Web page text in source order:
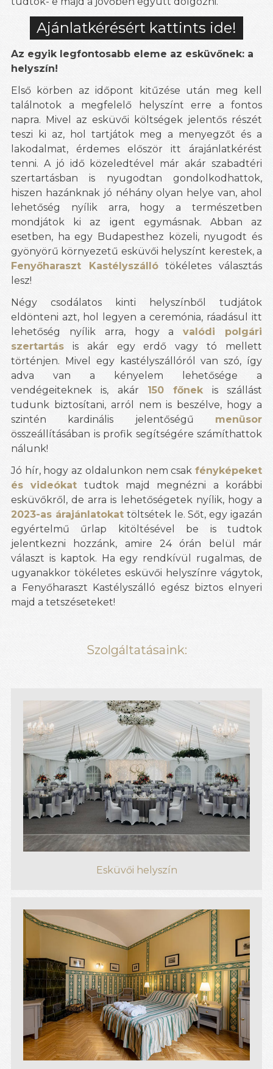
Ajánlatkérésért kattints ide!
Az egyik legfontosabb eleme az esküvőnek: a
helyszín!
Első körben az időpont kitűzése után meg kell
találnotok a megfelelő helyszínt erre a fontos
napra. Mivel az esküvői költségek jelentős részét
teszi ki az, hol tartjátok meg a menyegzőt és a
lakodalmat, érdemes először itt árajánlatkérést
tenni. A jó idő közeledtével már akár szabadtéri
szertartásban is nyugodtan gondolkodhattok,
hiszen hazánknak jó néhány olyan helye van, ahol
lehetőség nyílik arra, hogy a természetben
mondjátok ki az igent egymásnak. Abban az
esetben, ha egy Budapesthez közeli, nyugodt és
gyönyörű környezetű esküvői helyszínt kerestek, a
Fenyőharaszt Kastélyszállótökéletes választás
lesz!
Négy csodálatos kinti helyszínből tudjátok
eldönteni azt, hol legyen a ceremónia, ráadásul itt
lehetőség nyílik arra, hogy avalódi polgári
szertartás is akár egy erdő vagy tó mellett
történjen. Mivel egy kastélyszállóról van szó, így
adva van a kényelem lehetősége a
vendégeiteknek is, akár 150 főnekis szállást
tudunk biztosítani, arról nem is beszélve, hogy a
szintén kardinális jelentőségű menüsor
összeállításában is profik segítségére számíthattok
nálunk!
Jó hír, hogy az oldalunkon nem csak fényképeket
és videókat tudtok majd megnézni a korábbi
esküvőkről, de arra is lehetőségetek nyílik, hogy a
2023-as árajánlatokattöltsétek le. Sőt, egy igazán
egyértelmű űrlap kitöltésével be is tudtok
jelentkezni hozzánk, amire 24 órán belül már
választ is kaptok. Ha egy rendkívül rugalmas, de
ugyanakkor tökéletes esküvői helyszínre vágytok,
a Fenyőharaszt Kastélyszálló egész biztos elnyeri
majd a tetszéseteket!
Szolgáltatásaink:
Esküvői helyszín